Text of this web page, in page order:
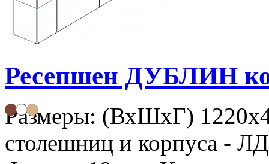
Ресепшен ДУБЛИН
Размеры: (ВхШхГ)
столешниц и корпуса -